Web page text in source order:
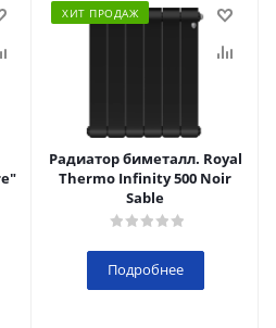
ХИТ ПРОДАЖ
Радиатор биметалл. Royal
Thermo Infinity 500 Noir
Sable
Подробнее